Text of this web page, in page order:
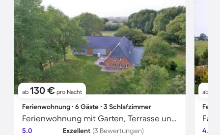
ab 130 € pro Nacht
Ferienwohnung ∙ 6 Gäste ∙ 3 Schlafzimmer
Ferienwohnung mit Garten, Terrasse und Grill | Gartenblick
5.0 Exzellent (3 Bewertungen)
ab
4.6